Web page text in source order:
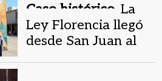
Caso histórico. La
Ley Florencia llegó
desde San Juan al